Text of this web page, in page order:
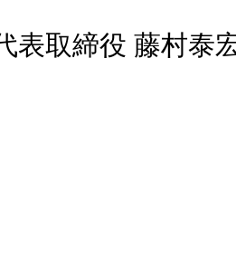
表取締役 藤村泰